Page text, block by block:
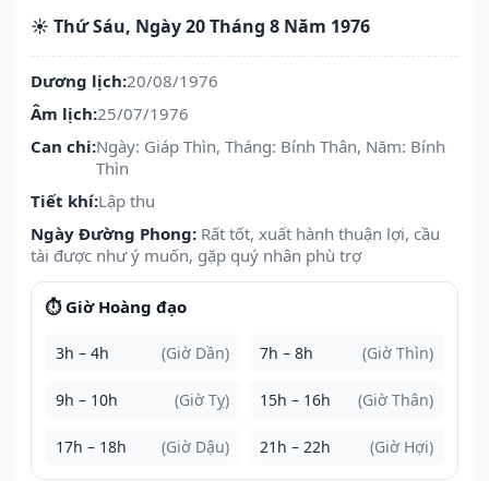
☀️ Thứ Sáu, Ngày 20 Tháng 8 Năm 1976
Dương lịch:20/08/1976
Âm lịch:25/07/1976
Can chi:Ngày: Giáp Thìn, Tháng: Bính Thân, Năm: Bính
Thìn
Tiết khí:Lập thu
Ngày Đường Phong: Rất tốt, xuất hành thuận lợi, cầu
tài được như ý muốn, gặp quý nhân phù trợ
⏱️ Giờ Hoàng đạo
3h – 4h (Giờ Dần) 7h – 8h (Giờ Thìn)
9h – 10h (Giờ Tỵ) 15h – 16h (Giờ Thân)
17h – 18h (Giờ Dậu) 21h – 22h (Giờ Hợi)